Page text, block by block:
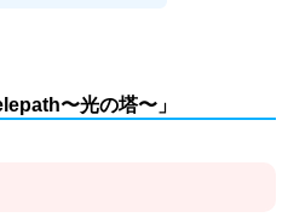
〜光の塔〜」